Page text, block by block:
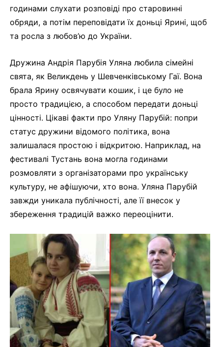
годинами слухати розповіді про старовинні
обряди, а потім переповідати їх доньці Ярині, щоб
та росла з любов’ю до України.
Дружина Андрія Парубія Уляна любила сімейні
свята, як Великдень у Шевченківському Гаї. Вона
брала Ярину освячувати кошик, і це було не
просто традицією, а способом передати доньці
цінності. Цікаві факти про Уляну Парубій: попри
статус дружини відомого політика, вона
залишалася простою і відкритою. Наприклад, на
фестивалі Тустань вона могла годинами
розмовляти з організаторами про українську
культуру, не афішуючи, хто вона. Уляна Парубій
завжди уникала публічності, але її внесок у
збереження традицій важко переоцінити.